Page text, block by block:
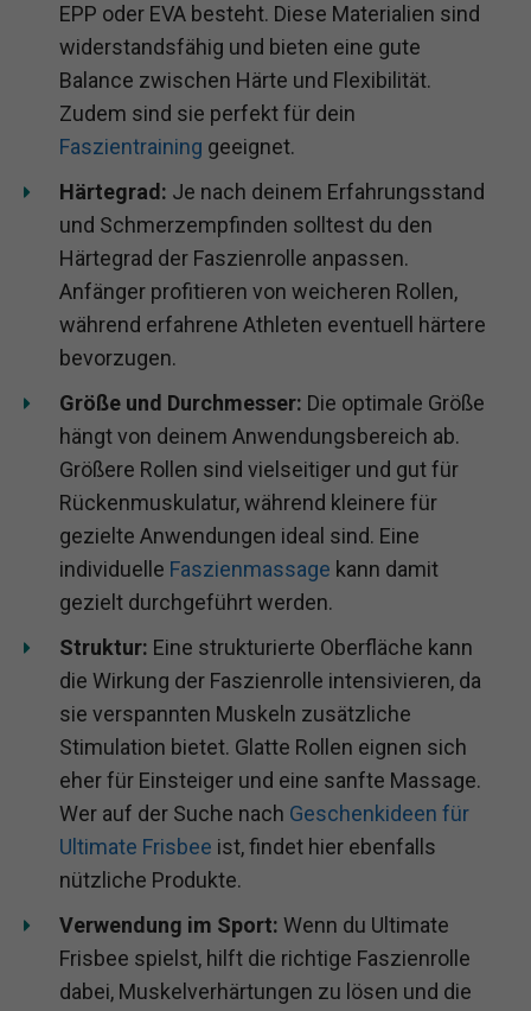
EPP oder EVA besteht. Diese Materialien sind
widerstandsfähig und bieten eine gute
Balance zwischen Härte und Flexibilität.
Zudem sind sie perfekt für dein
Faszientraining geeignet.
Härtegrad: Je nach deinem Erfahrungsstand
und Schmerzempfinden solltest du den
Härtegrad der Faszienrolle anpassen.
Anfänger profitieren von weicheren Rollen,
während erfahrene Athleten eventuell härtere
bevorzugen.
Größe und Durchmesser: Die optimale Größe
hängt von deinem Anwendungsbereich ab.
Größere Rollen sind vielseitiger und gut für
Rückenmuskulatur, während kleinere für
gezielte Anwendungen ideal sind. Eine
individuelle Faszienmassage kann damit
gezielt durchgeführt werden.
Struktur: Eine strukturierte Oberfläche kann
die Wirkung der Faszienrolle intensivieren, da
sie verspannten Muskeln zusätzliche
Stimulation bietet. Glatte Rollen eignen sich
eher für Einsteiger und eine sanfte Massage.
Wer auf der Suche nach Geschenkideen für
Ultimate Frisbee ist, findet hier ebenfalls
nützliche Produkte.
Verwendung im Sport: Wenn du Ultimate
Frisbee spielst, hilft die richtige Faszienrolle
dabei, Muskelverhärtungen zu lösen und die